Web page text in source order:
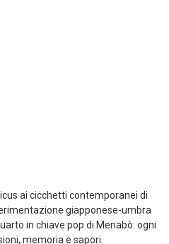
ai cicchetti contemporanei di
giapponese-umbra
in chiave pop di Menabò: ogni
memoria e sapori.